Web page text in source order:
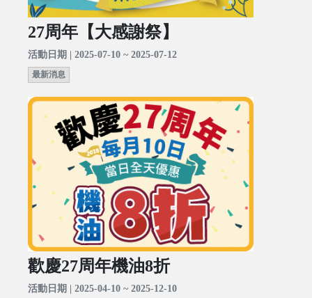
27周年【大感謝祭】
活動日期 | 2025-07-10 ~ 2025-07-12
最新消息
歡慶27周年機油8折
活動日期 | 2025-04-10 ~ 2025-12-10